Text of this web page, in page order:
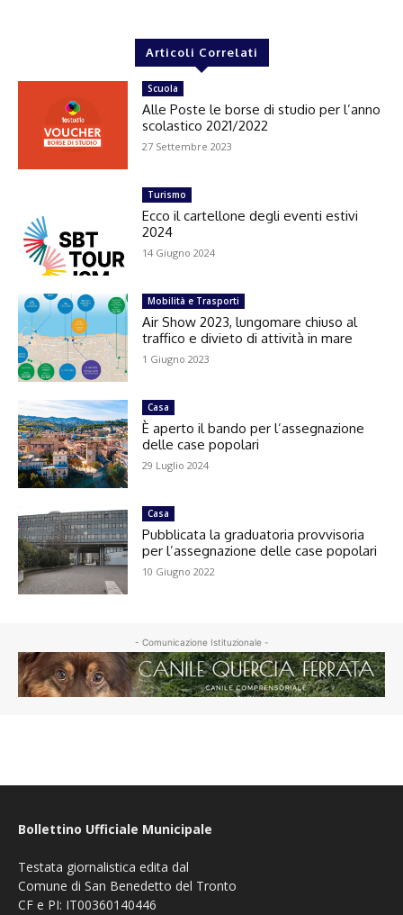
Articoli Correlati
Scuola
Alle Poste le borse di studio per l’anno
scolastico 2021/2022
27 Settembre 2023
Turismo
Ecco il cartellone degli eventi estivi
2024
14 Giugno 2024
Mobilità e Trasporti
Air Show 2023, lungomare chiuso al
traffico e divieto di attività in mare
1 Giugno 2023
Casa
È aperto il bando per l’assegnazione
delle case popolari
29 Luglio 2024
Casa
Pubblicata la graduatoria provvisoria
per l’assegnazione delle case popolari
10 Giugno 2022
- Comunicazione Istituzionale -
Bollettino Ufficiale Municipale
Testata giornalistica edita dal
Comune di San Benedetto del Tronto
CF e PI: IT00360140446